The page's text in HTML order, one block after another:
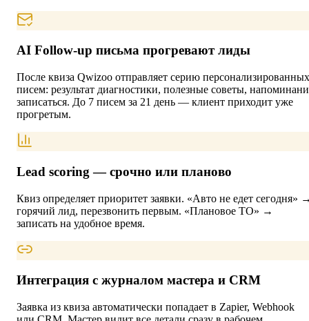
AI Follow-up письма прогревают лиды
После квиза Qwizoo отправляет серию персонализированных
писем: результат диагностики, полезные советы,
записаться. До 7 писем за 21 день — клиент приходит уже
прогретым.
Lead scoring — срочно или планово
Квиз определяет приоритет заявки. «Авто не едет сегодня»
горячий лид, перезвонить первым. «Плановое ТО» →
записать на удобное время.
Интеграция с журналом мастера и CRM
Заявка из квиза автоматически попадает в Zapier, Webhook